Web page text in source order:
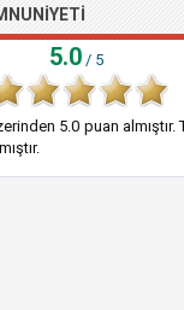
5.0 / 5
5.0 puan almıştır.